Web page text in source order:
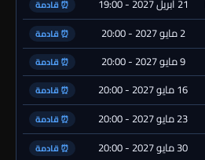
⏰ قادمة
2 مايو 2027 - 20:00 ⏰ قادمة
9 مايو 2027 - 20:00 ⏰ قادمة
16 مايو 2027 - 20:00 ⏰ قادمة
23 مايو 2027 - 20:00 ⏰ قادمة
30 مايو 2027 - 20:00 ⏰ قادمة